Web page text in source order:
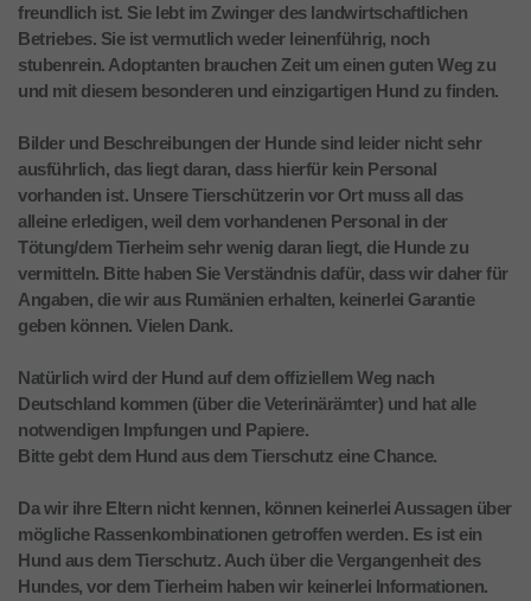
freundlich ist. Sie lebt im Zwinger des landwirtschaftlichen
Betriebes. Sie ist vermutlich weder leinenführig, noch
stubenrein. Adoptanten brauchen Zeit um einen guten Weg zu
und mit diesem besonderen und einzigartigen Hund zu finden.
Bilder und Beschreibungen der Hunde sind leider nicht sehr
ausführlich, das liegt daran, dass hierfür kein Personal
vorhanden ist. Unsere Tierschützerin vor Ort muss all das
alleine erledigen, weil dem vorhandenen Personal in der
Tötung/dem Tierheim sehr wenig daran liegt, die Hunde zu
vermitteln. Bitte haben Sie Verständnis dafür, dass wir daher für
Angaben, die wir aus Rumänien erhalten, keinerlei Garantie
geben können. Vielen Dank.
Natürlich wird der Hund auf dem offiziellem Weg nach
Deutschland kommen (über die Veterinärämter) und hat alle
notwendigen Impfungen und Papiere.
Bitte gebt dem Hund aus dem Tierschutz eine Chance.
Da wir ihre Eltern nicht kennen, können keinerlei Aussagen über
mögliche Rassenkombinationen getroffen werden. Es ist ein
Hund aus dem Tierschutz. Auch über die Vergangenheit des
Hundes, vor dem Tierheim haben wir keinerlei Informationen.